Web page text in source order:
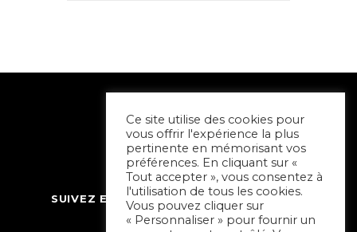
SUIVEZ ET CONTACTEZ SORTIR À NIORT
Ce site utilise des cookies pour
vous offrir l'expérience la plus
pertinente en mémorisant vos
préférences. En cliquant sur «
Tout accepter », vous consentez à
l'utilisation de tous les cookies.
Vous pouvez cliquer sur
« Personnaliser » pour fournir un